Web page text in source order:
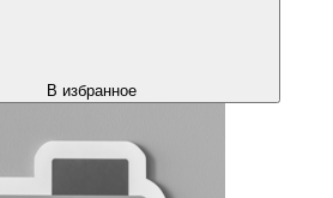
В избранное